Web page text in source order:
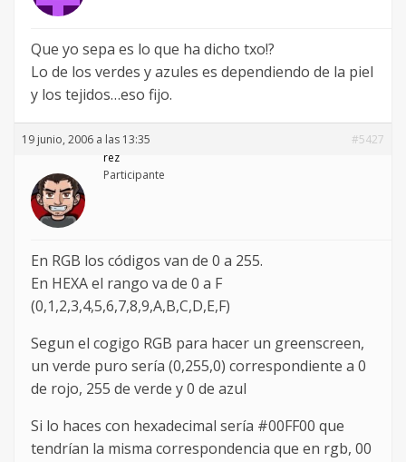
Que yo sepa es lo que ha dicho txo!?
Lo de los verdes y azules es dependiendo de la piel
y los tejidos…eso fijo.
19 junio, 2006 a las 13:35
#5427
rez
Participante
En RGB los códigos van de 0 a 255.
En HEXA el rango va de 0 a F
(0,1,2,3,4,5,6,7,8,9,A,B,C,D,E,F)
Segun el cogigo RGB para hacer un greenscreen,
un verde puro sería (0,255,0) correspondiente a 0
de rojo, 255 de verde y 0 de azul
Si lo haces con hexadecimal sería #00FF00 que
tendrían la misma correspondencia que en rgb, 00